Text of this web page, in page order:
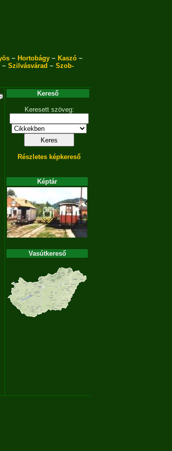
~ Hortobágy ~ Kaszó ~
~ Szilvásvárad ~ Szob-
Kereső
Keresett szöveg:
Részletes képkereső
Képtár
Vasútkereső